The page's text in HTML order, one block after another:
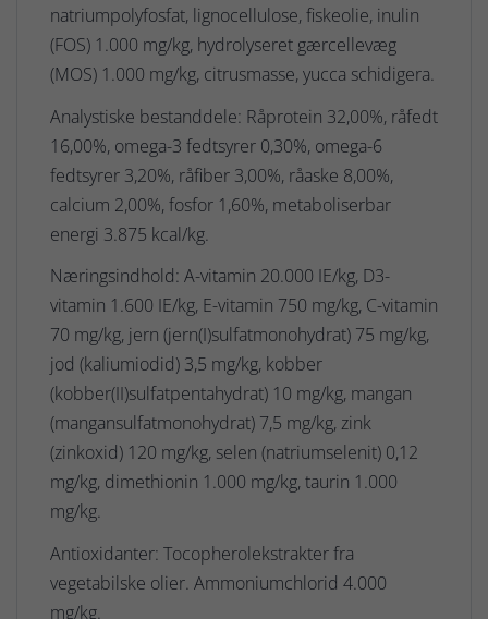
natriumpolyfosfat, lignocellulose, fiskeolie, inulin
(FOS) 1.000 mg/kg, hydrolyseret gærcellevæg
(MOS) 1.000 mg/kg, citrusmasse, yucca schidigera.
Analystiske bestanddele: Råprotein 32,00%, råfedt
16,00%, omega-3 fedtsyrer 0,30%, omega-6
fedtsyrer 3,20%, råfiber 3,00%, råaske 8,00%,
calcium 2,00%, fosfor 1,60%, metaboliserbar
energi 3.875 kcal/kg.
Næringsindhold: A-vitamin 20.000 IE/kg, D3-
vitamin 1.600 IE/kg, E-vitamin 750 mg/kg, C-vitamin
70 mg/kg, jern (jern(I)sulfatmonohydrat) 75 mg/kg,
jod (kaliumiodid) 3,5 mg/kg, kobber
(kobber(II)sulfatpentahydrat) 10 mg/kg, mangan
(mangansulfatmonohydrat) 7,5 mg/kg, zink
(zinkoxid) 120 mg/kg, selen (natriumselenit) 0,12
mg/kg, dimethionin 1.000 mg/kg, taurin 1.000
mg/kg.
Antioxidanter: Tocopherolekstrakter fra
vegetabilske olier. Ammoniumchlorid 4.000
mg/kg.